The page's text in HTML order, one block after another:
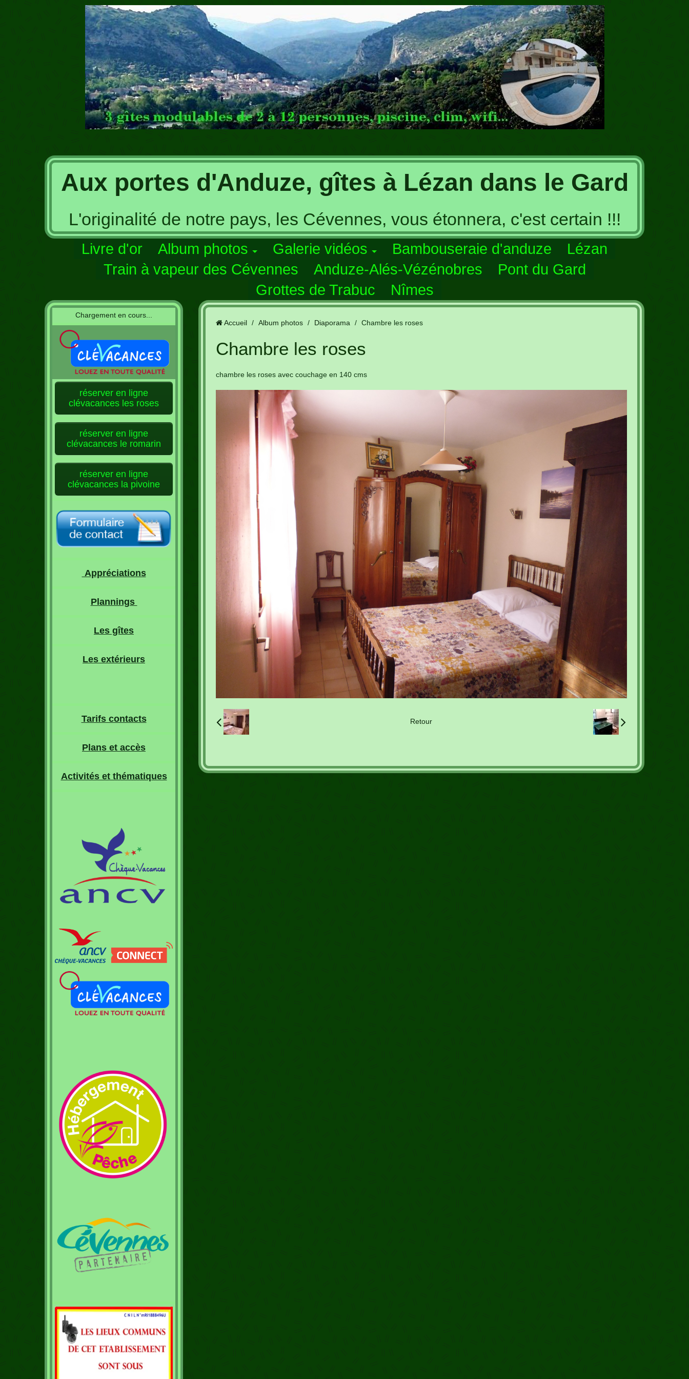
Aux portes d'Anduze, gîtes à Lézan dans le Gard
L'originalité de notre pays, les Cévennes, vous étonnera, c'est certain !!!
Livre d'or Album photos Galerie vidéos Bambouseraie d'anduze
Lézan
Train à vapeur des Cévennes
Anduze-Alés-Vézénobres
Pont du Gard
Grottes de Trabuc
Nîmes
Chargement en cours...
réserver en ligne
clévacances les roses
réserver en ligne
clévacances le romarin
réserver en ligne
clévacances la pivoine
Appréciations
Plannings
Les gîtes
Les extérieurs
Tarifs contacts
Plans et accès
Activités et thématiques
Accueil / Album photos / Diaporama / Chambre les roses
Chambre les roses
chambre les roses avec couchage en 140 cms
Retour